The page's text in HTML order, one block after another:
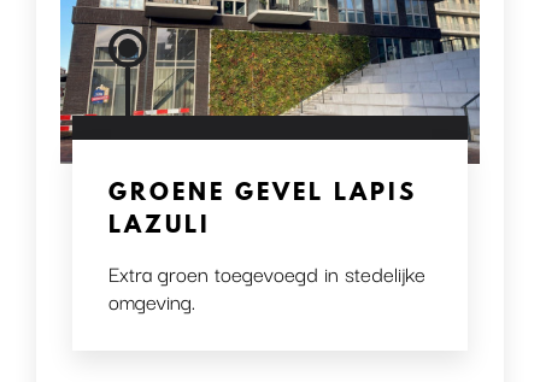
GROENE GEVEL LAPIS
LAZULI
Extra groen toegevoegd in stedelijke
omgeving.